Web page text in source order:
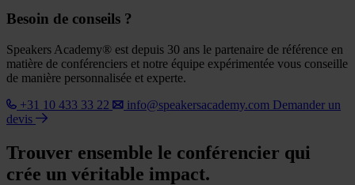
Besoin de conseils ?
Speakers Academy® est depuis 30 ans le partenaire de référence en
matière de conférenciers et notre équipe expérimentée vous conseille
de manière personnalisée et experte.
+31 10 433 33 22
info@speakersacademy.com Demander un
devis
Trouver ensemble le conférencier qui
crée un véritable impact.